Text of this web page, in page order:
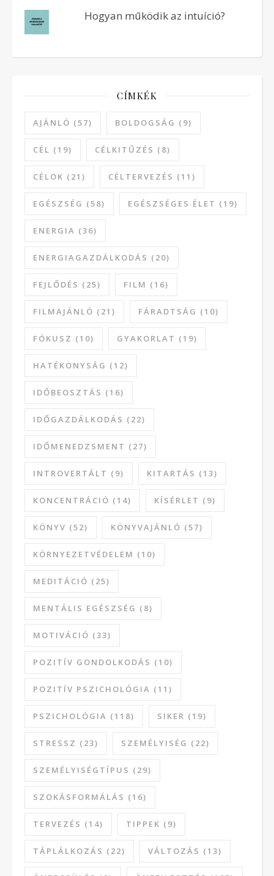
Hogyan működik az intuíció?
CÍMKÉK
AJÁNLÓ (57) BOLDOGSÁG (9)
CÉL (19) CÉLKITŰZÉS (8)
CÉLOK (21) CÉLTERVEZÉS (11)
EGÉSZSÉG (58) EGÉSZSÉGES ÉLET (19)
ENERGIA (36)
ENERGIAGAZDÁLKODÁS (20)
FEJLŐDÉS (25) FILM (16)
FILMAJÁNLÓ (21) FÁRADTSÁG (10)
FÓKUSZ (10) GYAKORLAT (19)
HATÉKONYSÁG (12)
IDŐBEOSZTÁS (16)
IDŐGAZDÁLKODÁS (22)
IDŐMENEDZSMENT (27)
INTROVERTÁLT (9) KITARTÁS (13)
KONCENTRÁCIÓ (14) KÍSÉRLET (9)
KÖNYV (52) KÖNYVAJÁNLÓ (57)
KÖRNYEZETVÉDELEM (10)
MEDITÁCIÓ (25)
MENTÁLIS EGÉSZSÉG (8)
MOTIVÁCIÓ (33)
POZITÍV GONDOLKODÁS (10)
POZITÍV PSZICHOLÓGIA (11)
PSZICHOLÓGIA (118) SIKER (19)
STRESSZ (23) SZEMÉLYISÉG (22)
SZEMÉLYISÉGTÍPUS (29)
SZOKÁSFORMÁLÁS (16)
TERVEZÉS (14) TIPPEK (9)
TÁPLÁLKOZÁS (22) VÁLTOZÁS (13)